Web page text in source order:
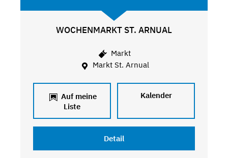
WOCHENMARKT ST. ARNUAL
Markt
Markt St. Arnual
Auf meine
Liste
Kalender
Detail